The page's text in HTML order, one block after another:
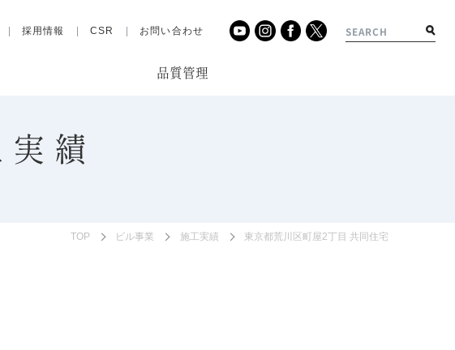
採用情報 CSR お問い合わせ
品質管理
績
TOP ビル事業 施工実績 東京都荒川区町屋2丁目 共同住宅